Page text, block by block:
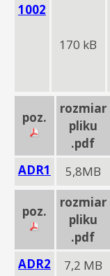
1002
170 kB
poz.
rozmiar
pliku
.pdf
ADR1 5,8MB
poz.
rozmiar
pliku
.pdf
ADR2 7,2 MB